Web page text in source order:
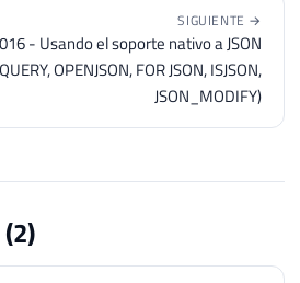
SIGUIENTE →
- Usando el soporte nativo a JSON
OPENJSON, FOR JSON, ISJSON,
JSON_MODIFY)
2)